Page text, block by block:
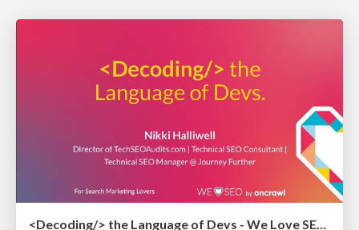
<Decoding/> the Language of Devs - We Love SEO 2024